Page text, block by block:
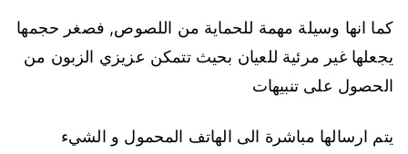
كما انها وسيلة مهمة للحماية من اللصوص, فصغر حجمها
يجعلها غير مرئية للعيان بحيث تتمكن عزيزي الزبون من
الحصول على تنبيهات
يتم ارسالها مباشرة الى الهاتف المحمول و الشيء